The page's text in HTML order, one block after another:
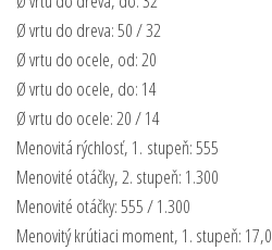
Ø vrtu do dreva: 50 / 32
Ø vrtu do ocele, od: 20
Ø vrtu do ocele, do: 14
Ø vrtu do ocele: 20 / 14
Menovitá rýchlosť, 1. stupeň: 555
Menovité otáčky, 2. stupeň: 1.300
Menovité otáčky: 555 / 1.300
Menovitý krútiaci moment, 1. stupeň: 17,0